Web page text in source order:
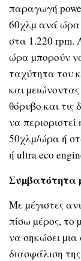
παραγωγή
60χλµ ανά ώρα
στα 1.220 rpm.
ώρα µπορούν
ταχύτητα του
και
θόρυβο και
να
50χλµ/ώρα ή
ή ultra eco
Συµβατότητα
Με µέγιστες
πίσω µέρος, το
να σηκώσει
διασφάλιση